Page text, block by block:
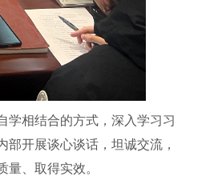
学相结合的方式，深入学习习
开展谈心谈话，坦诚交流，
、取得实效。